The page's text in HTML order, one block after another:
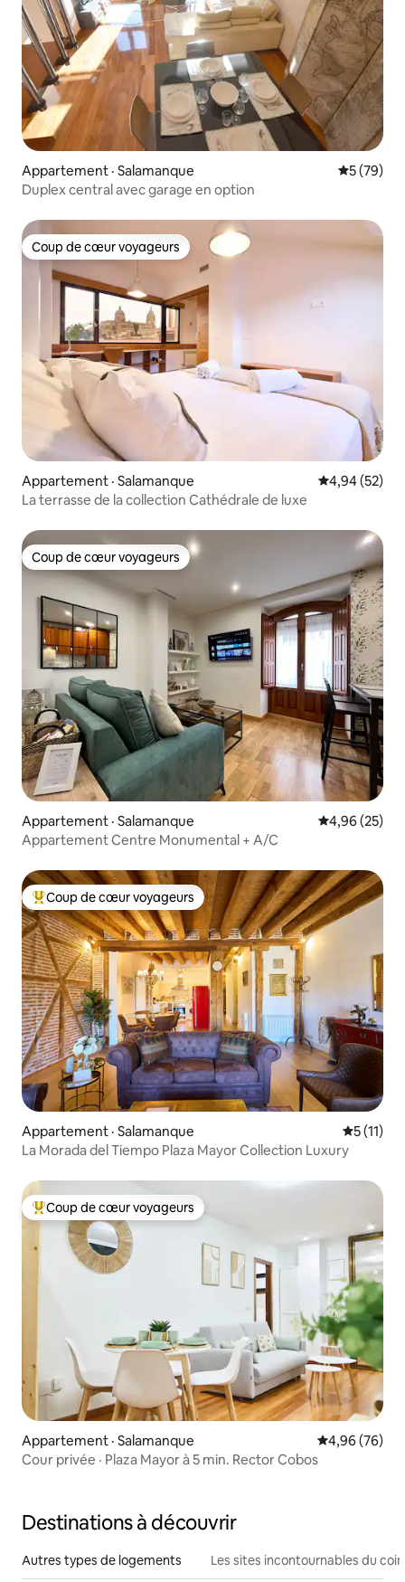
Appartement · Salamanque Note
5 (79)
Duplex central avec garage en option
Coup de cœur voyageurs
Coup de cœur voyageurs
Appartement · Salamanque Note
4,94 (52)
La terrasse de la collection Cathédrale de luxe
Coup de cœur voyageurs
Coup de cœur voyageurs
Appartement · Salamanque Note
4,96 (25)
Appartement Centre Monumental + A/C
Coup de cœur voyageurs parmi les plus aimés
Coup de cœur voyageurs
Appartement · Salamanque Note
5 (11)
La Morada del Tiempo Plaza Mayor Collection Luxury
Coup de cœur voyageurs parmi les plus aimés
Coup de cœur voyageurs
Appartement · Salamanque Note
4,96 (76)
Cour privée · Plaza Mayor à 5 min. Rector Cobos
Destinations à découvrir
Autres types de logements Les sites incontournables du coin